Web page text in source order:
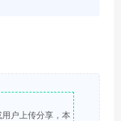
用户上传分享，本